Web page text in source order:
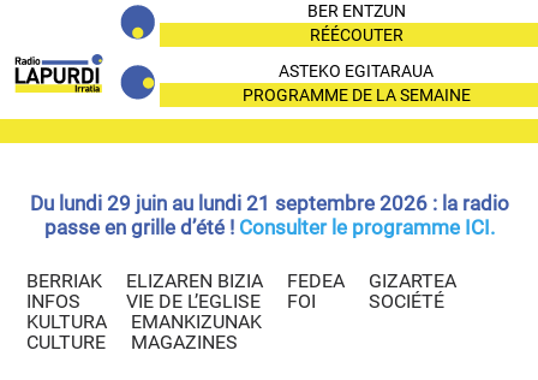
BER ENTZUN
RÉÉCOUTER
ASTEKO EGITARAUA
PROGRAMME DE LA SEMAINE
Du lundi 29 juin au lundi 21 septembre 2026 : la radio
passe en grille d’été ! Consulter le programme ICI.
BERRIAK
INFOS
ELIZAREN BIZIA
VIE DE L’EGLISE
FEDEA
FOI
GIZARTEA
SOCIÉTÉ
KULTURA
CULTURE
EMANKIZUNAK
MAGAZINES